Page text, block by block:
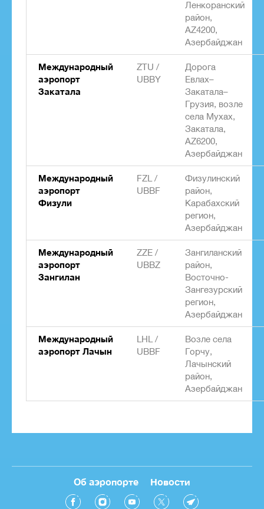
Ленкоранский
район,
AZ4200,
Азербайджан
Международный
аэропорт
Закатала
ZTU /
UBBY
Дорога
Евлах–
Закатала–
Грузия, возле
села Мухах,
Закатала,
AZ6200,
Азербайджан
Международный
аэропорт
Физули
FZL /
UBBF
Физулинский
район,
Карабахский
регион,
Азербайджан
Международный
аэропорт
Зангилан
ZZE /
UBBZ
Зангиланский
район,
Восточно-
Зангезурский
регион,
Азербайджан
Международный
аэропорт Лачын
LHL /
UBBF
Возле села
Горчу,
Лачынский
район,
Азербайджан
Об аэропорте Новости